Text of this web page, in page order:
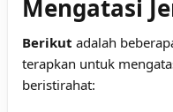
Mengatasi
Berikut adalah
terapkan untuk
beristirahat: